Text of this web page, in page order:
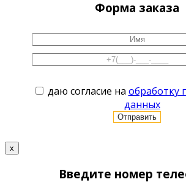
Форма заказа
даю согласие на обработку
данных
x
Введите номер